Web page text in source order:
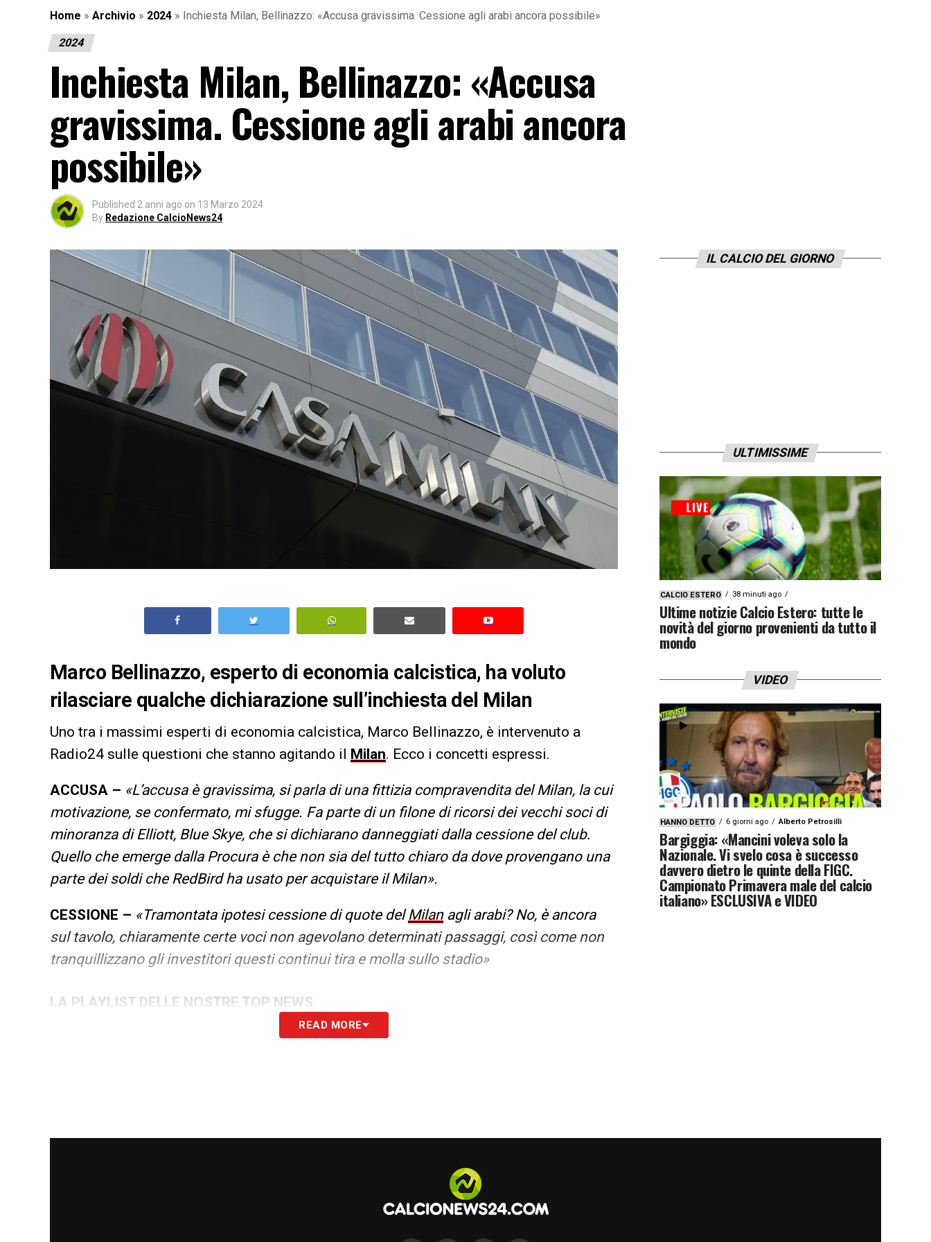
Home » Archivio » 2024 » Inchiesta Milan, Bellinazzo: «Accusa gravissima. Cessione agli arabi ancora possibile»
2024
Inchiesta Milan, Bellinazzo: «Accusa
gravissima. Cessione agli arabi ancora
possibile»
Published 2 anni ago on 13 Marzo 2024
By Redazione CalcioNews24
Marco Bellinazzo, esperto di economia calcistica, ha voluto
rilasciare qualche dichiarazione sull’inchiesta del Milan
Uno tra i massimi esperti di economia calcistica, Marco Bellinazzo, è intervenuto a
Radio24 sulle questioni che stanno agitando il Milan. Ecco i concetti espressi.
ACCUSA – «L’accusa è gravissima, si parla di una fittizia compravendita del Milan, la cui
motivazione, se confermato, mi sfugge. Fa parte di un filone di ricorsi dei vecchi soci di
minoranza di Elliott, Blue Skye, che si dichiarano danneggiati dalla cessione del club.
Quello che emerge dalla Procura è che non sia del tutto chiaro da dove provengano una
parte dei soldi che RedBird ha usato per acquistare il Milan».
CESSIONE – «Tramontata ipotesi cessione di quote delMilanagli arabi? No, è ancora
sul tavolo, chiaramente certe voci non agevolano determinati passaggi, così come non
tranquillizzano gli investitori questi continui tira e molla sullo stadio»
LA PLAYLIST DELLE NOSTRE TOP NEWS
READ MORE
IL CALCIO DEL GIORNO
ULTIMISSIME
CALCIO ESTERO 38 minuti ago
Ultime notizie Calcio Estero: tutte le
novità del giorno provenienti da tutto il
mondo
VIDEO
HANNO DETTO 6 giorni ago Alberto Petrosilli
Bargiggia: «Mancini voleva solo la
Nazionale. Vi svelo cosa è successo
davvero dietro le quinte della FIGC.
Campionato Primavera male del calcio
italiano» ESCLUSIVA e VIDEO